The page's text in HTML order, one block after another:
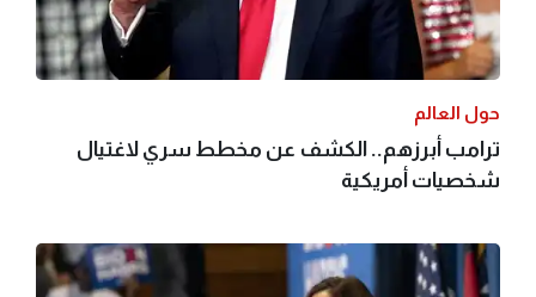
حول العالم
ترامب أبرزهم.. الكشف عن مخطط سري لاغتيال
شخصيات أمريكية